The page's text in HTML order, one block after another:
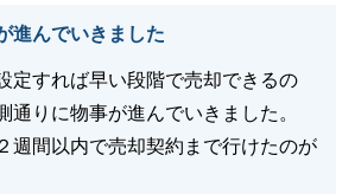
閉じる
進んでいきました
定すれば早い段階で売却できるの
通りに物事が進んでいきました。
週間以内で売却契約まで行けたのが